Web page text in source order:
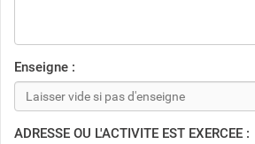
Enseigne :
ADRESSE OU L'ACTIVITE EST EXERCEE :